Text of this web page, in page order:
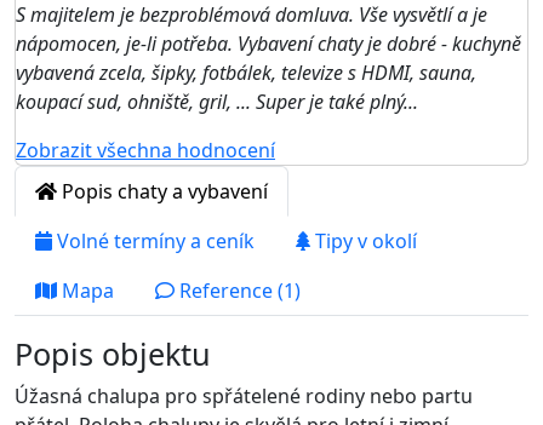
S majitelem je bezproblémová domluva. Vše vysvětlí a je
nápomocen, je-li potřeba. Vybavení chaty je dobré - kuchyně
vybavená zcela, šipky, fotbálek, televize s HDMI, sauna,
koupací sud, ohniště, gril, ... Super je také plný...
Zobrazit všechna hodnocení
Popis chaty a vybavení
Volné termíny a ceník
Tipy v okolí
Mapa
Reference (1)
Popis objektu
Úžasná chalupa pro spřátelené rodiny nebo partu